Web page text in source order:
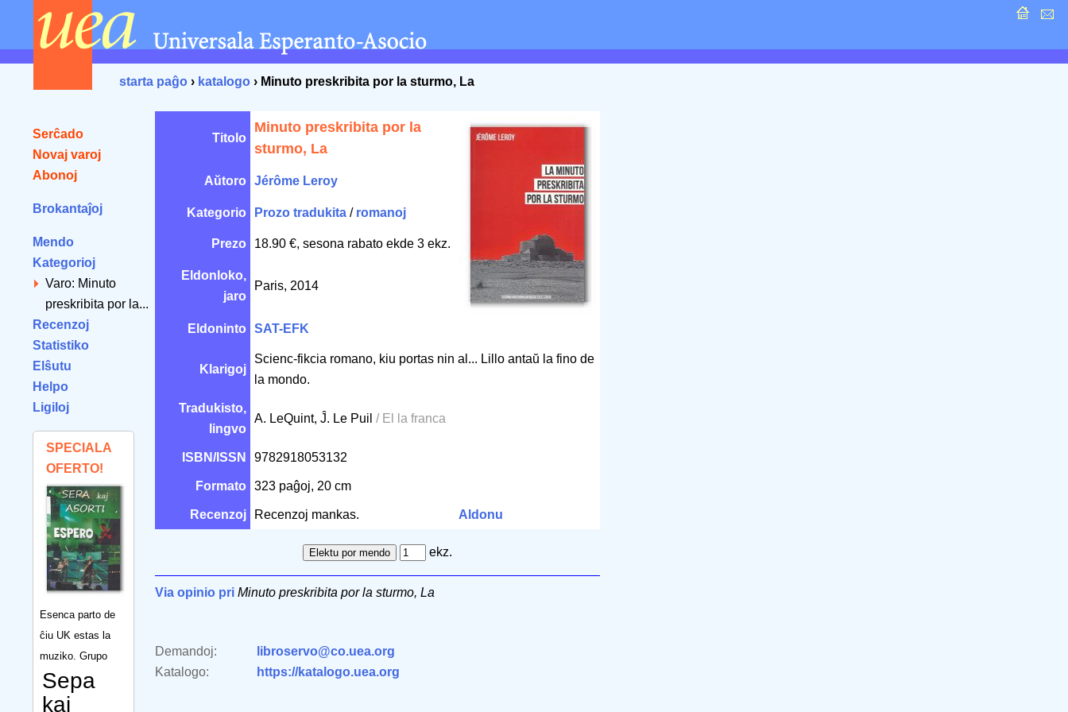
starta paĝo › katalogo › Minuto preskribita por la sturmo, La
Serĉado
Novaj varoj
Abonoj
Brokantaĵoj
Mendo
Kategorioj
Varo: Minuto
preskribita por la...
Recenzoj
Statistiko
Elŝutu
Helpo
Ligiloj
SPECIALA
OFERTO!
Esenca parto de
ĉiu UK estas la
muziko. Grupo
Sepa
kaj
Titolo
Minuto preskribita por la
sturmo, La
Aŭtoro Jérôme Leroy
Kategorio Prozo tradukita / romanoj
Prezo 18.90 €, sesona rabato ekde 3 ekz.
Eldonloko,
jaro
Paris, 2014
Eldoninto SAT-EFK
Klarigoj
Scienc-fikcia romano, kiu portas nin al... Lillo antaŭ la fino de
la mondo.
Tradukisto,
lingvo
A. LeQuint, Ĵ. Le Puil / El la franca
ISBN/ISSN 9782918053132
Formato 323 paĝoj, 20 cm
Recenzoj Recenzoj mankas. Aldonu
ekz.
Via opinio pri Minuto preskribita por la sturmo, La
Demandoj:
libroservo@co.uea.org
Katalogo:
https://katalogo.uea.org